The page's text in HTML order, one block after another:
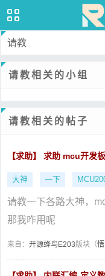
请教
请教相关的小组
请教相关的帖子
【求助】 求助 mcu开发
大神 一下
请教一下各路大神，
那我咋用呢
来自： 开源蜂鸟E203版块（